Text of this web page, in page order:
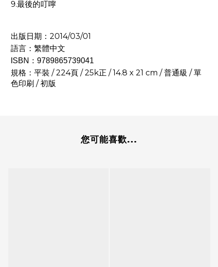
9.最後的叮嚀
出版日期：2014/03/01
語言：繁體中文
ISBN：9789865739041
規格：平裝 / 224頁 / 25k正 / 14.8 x 21 cm / 普通級 / 單
色印刷 / 初版
您可能喜歡...